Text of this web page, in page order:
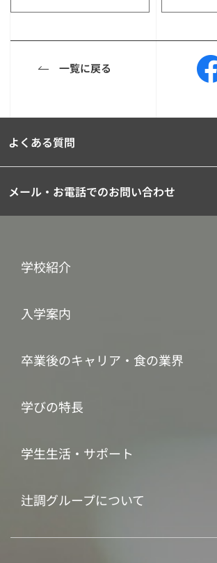
一覧に戻る
よくある質問
メール・お電話でのお問い合わせ
学校紹介
入学案内
卒業後のキャリア・食の業界
学びの特長
学生生活・サポート
辻調グループについて